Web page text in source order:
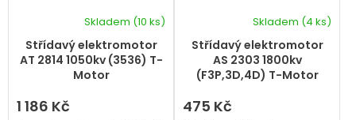
Střídavý elektromotor
AT 2814 1050kv (3536) T-
Motor
Skladem (10 ks)
1 186 Kč
Střídavý elektromotor
AS 2303 1800kv
(F3P,3D,4D) T-Motor
Skladem (4 ks)
475 Kč